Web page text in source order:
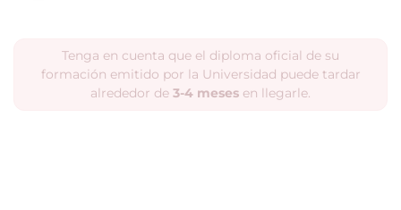
Tenga en cuenta que el diploma oficial de su
formación emitido por la Universidad puede tardar
alrededor de 3-4 meses en llegarle.